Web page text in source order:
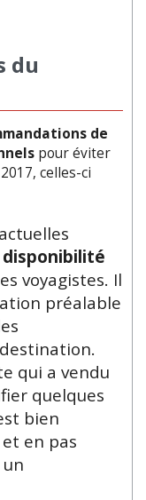
du
de
pour éviter
celles-ci
disponibilité
voyagistes. Il
préalable
qui a vendu
quelques
bien
en pas